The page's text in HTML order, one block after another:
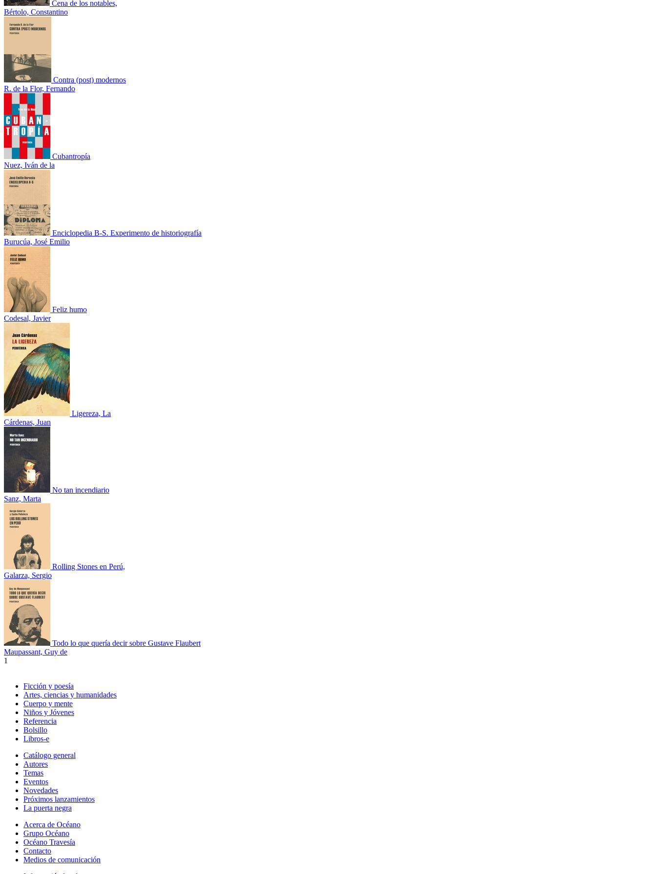
Cena de los notables,
Bértolo, Constantino
Contra (post) modernos
R. de la Flor, Fernando
Cubantropía
Nuez, Iván de la
Enciclopedia B-S. Experimento de historiografía
Burucúa, José Emilio
Feliz humo
Codesal, Javier
Ligereza, La
Cárdenas, Juan
No tan incendiario
Sanz, Marta
Rolling Stones en Perú,
Galarza, Sergio
Todo lo que quería decir sobre Gustave Flaubert
Maupassant, Guy de
1
Ficción y poesía
Artes, ciencias y humanidades
Cuerpo y mente
Niños y Jóvenes
Referencia
Bolsillo
Libros-e
Catálogo general
Autores
Temas
Eventos
Novedades
Próximos lanzamientos
La puerta negra
Acerca de Océano
Grupo Océano
Océano Travesía
Contacto
Medios de comunicación